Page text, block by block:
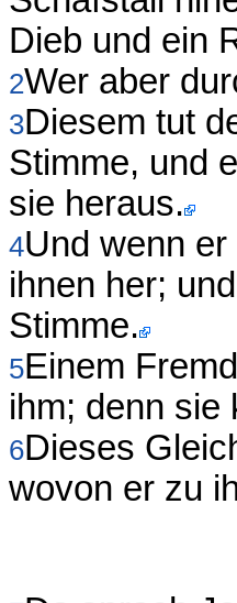
Dieb und ein
2Wer aber
3Diesem tut
Stimme, und
sie heraus.
4Und wenn
ihnen her;
Stimme.
5Einem
ihm; denn sie
6Dieses
wovon er zu